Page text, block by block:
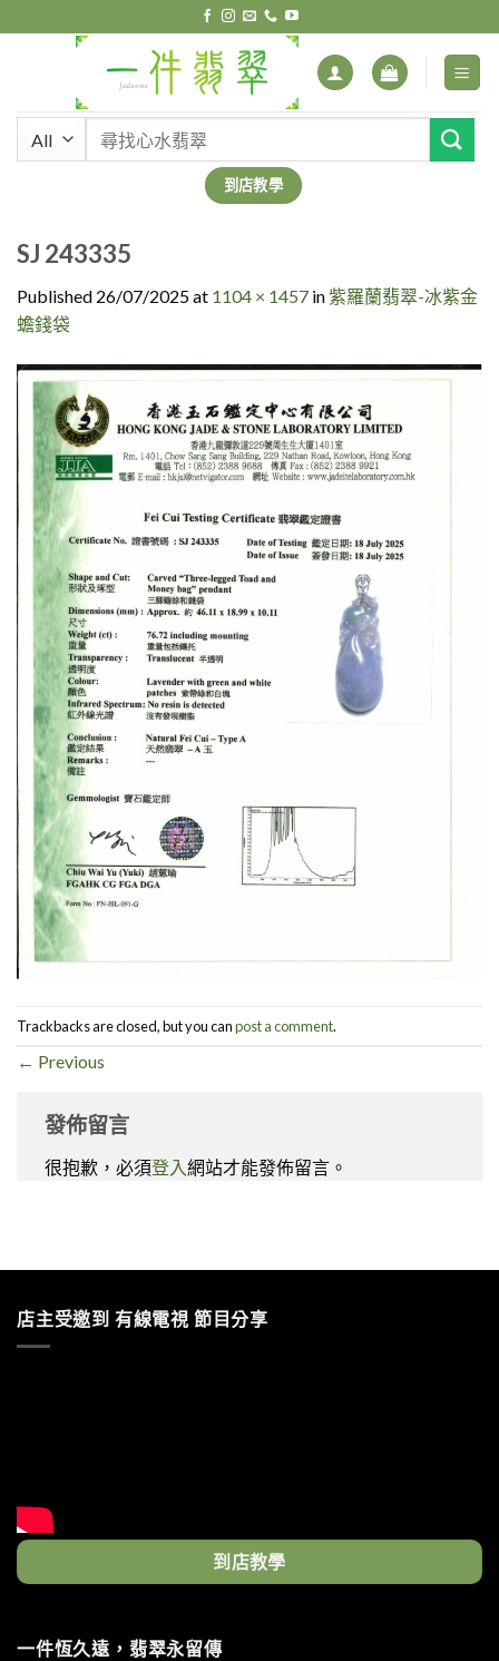
to
到店教學
SJ 243335
Published 26/07/2025at 1104 × 1457 in紫羅蘭翡翠-冰紫金
蟾錢袋
Trackbacks are closed, but you canpost a comment.
← Previous
發佈留言
很抱歉，必須登入 網站才能發佈留言。
店主受邀到 有線電視 節目分享
到店教學
一件恆久遠，翡翠永留傳